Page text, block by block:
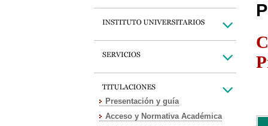
Presentación y guía
Acceso y Normativa Académica